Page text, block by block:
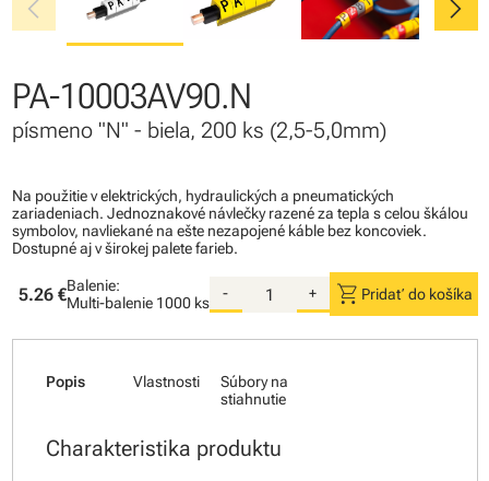
PA-10003AV90.N
písmeno "N" - biela, 200 ks (2,5-5,0mm)
Na použitie v elektrických, hydraulických a pneumatických
zariadeniach. Jednoznakové návlečky razené za tepla s celou škálou
symbolov, navliekané na ešte nezapojené káble bez koncoviek.
Dostupné aj v širokej palete farieb.
5.26 €Balenie:
Multi-balenie 1000 ks
- + shopping_cart Pridať do košíka
Popis Vlastnosti
Súbory na
stiahnutie
Charakteristika produktu